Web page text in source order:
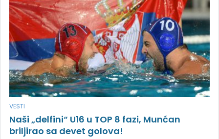
VESTI
Naši „delfini“ U16 u TOP 8 fazi, Munćan
briljirao sa devet golova!